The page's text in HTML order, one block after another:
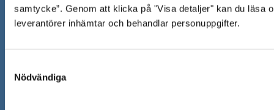
samtycke”. Genom att klicka på "Visa detaljer" kan du läsa
leverantörer inhämtar och behandlar personuppgifter.
Nödvändiga
Twitter
LinkedIn